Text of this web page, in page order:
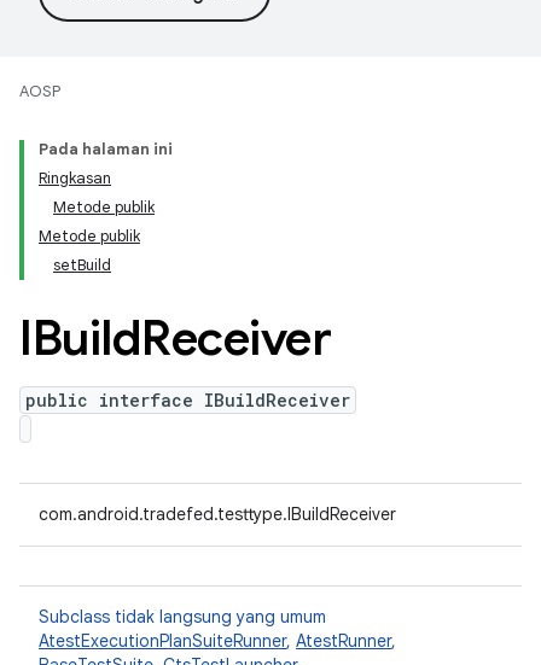
AOSP
Pada halaman ini
Ringkasan
Metode publik
Metode publik
setBuild
IBuildReceiver
public interface IBuildReceiver
com.android.tradefed.testtype.IBuildReceiver
Subclass tidak langsung yang umum
AtestExecutionPlanSuiteRunner, AtestRunner,